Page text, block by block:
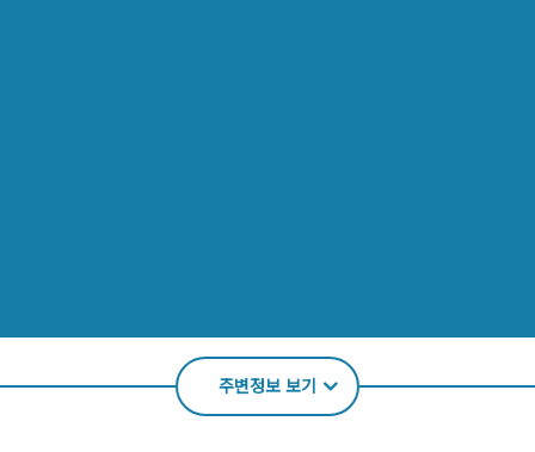
주변정보 보기